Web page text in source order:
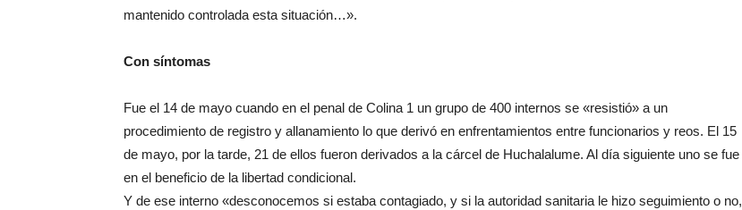
mantenido controlada esta situación…».
Con síntomas
Fue el 14 de mayo cuando en el penal de Colina 1 un grupo de 400 internos se «resistió» a un
procedimiento de registro y allanamiento lo que derivó en enfrentamientos entre funcionarios y reos. El 15
de mayo, por la tarde, 21 de ellos fueron derivados a la cárcel de Huchalalume. Al día siguiente uno se fue
en el beneficio de la libertad condicional.
Y de ese interno «desconocemos si estaba contagiado, y si la autoridad sanitaria le hizo seguimiento o no,